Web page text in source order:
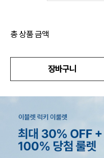
총 상품 금액
장바구니